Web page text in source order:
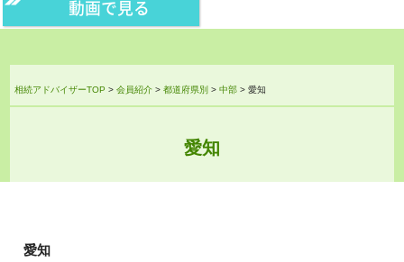
動画で見る
相続アドバイザーTOP >会員紹介 >都道府県別 >中部 >愛知
愛知
愛知